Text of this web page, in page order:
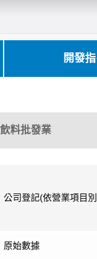
開發
料批發業
公司登記(依營業項目
原始數據